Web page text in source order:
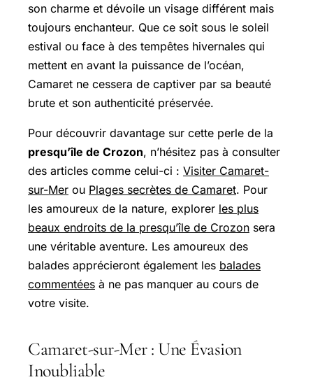
son charme et dévoile un visage différent mais
toujours enchanteur. Que ce soit sous le soleil
estival ou face à des tempêtes hivernales qui
mettent en avant la puissance de l’océan,
Camaret ne cessera de captiver par sa beauté
brute et son authenticité préservée.
Pour découvrir davantage sur cette perle de la
presqu’île de Crozon, n’hésitez pas à consulter
des articles comme celui-ci : Visiter Camaret-
sur-Mer ou Plages secrètes de Camaret. Pour
les amoureux de la nature, explorer les plus
beaux endroits de la presqu’île de Crozon sera
une véritable aventure. Les amoureux des
balades apprécieront également les balades
commentées à ne pas manquer au cours de
votre visite.
Camaret-sur-Mer : Une Évasion
Inoubliable